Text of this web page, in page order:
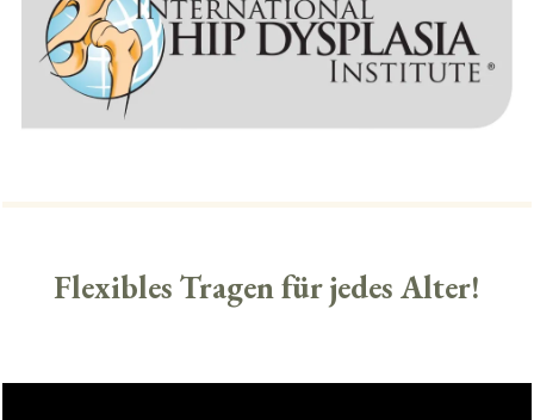
Flexibles Tragen für jedes Alter!